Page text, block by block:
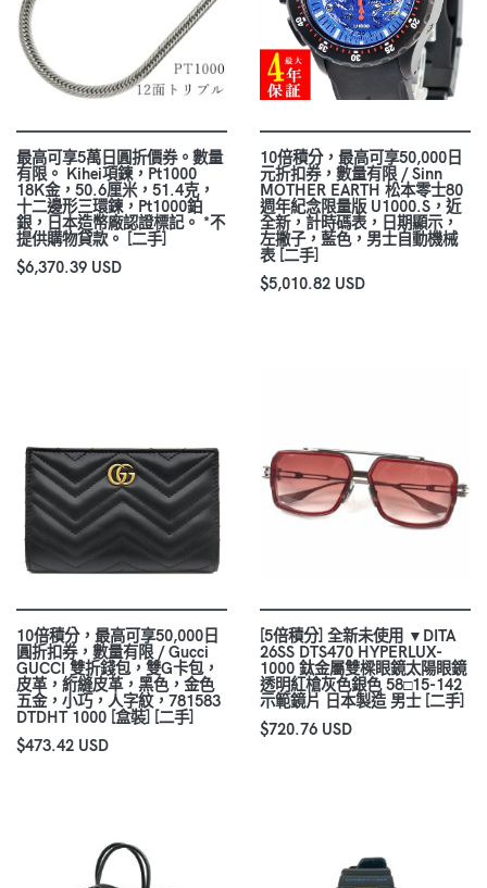
最高可享5萬日圓折價券。數量
有限。 Kihei項鍊，Pt1000
18K金，50.6厘米，51.4克，
十二邊形三環鍊，Pt1000鉑
銀，日本造幣廠認證標記。 *不
提供購物貸款。 [二手]
$6,370.39 USD
10倍積分，最高可享50,000日
元折扣券，數量有限 / Sinn
MOTHER EARTH 松本零士80
週年紀念限量版 U1000.S，近
全新，計時碼表，日期顯示，
左撇子，藍色，男士自動機械
表 [二手]
$5,010.82 USD
10倍積分，最高可享50,000日
圓折扣券，數量有限 / Gucci
GUCCI 雙折錢包，雙G卡包，
皮革，絎縫皮革，黑色，金色
五金，小巧，人字紋，781583
DTDHT 1000 [盒裝] [二手]
$473.42 USD
[5倍積分] 全新未使用 ▼DITA
26SS DTS470 HYPERLUX-
1000 鈦金屬雙樑眼鏡太陽眼鏡
透明紅槍灰色銀色 58□15-142
示範鏡片 日本製造 男士 [二手]
$720.76 USD